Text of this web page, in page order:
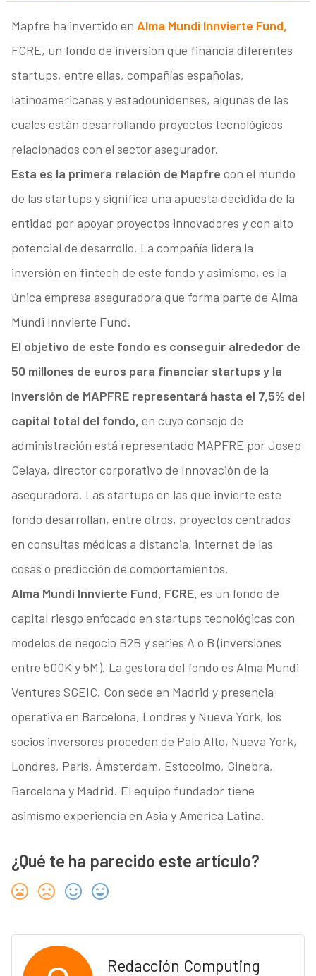
Mapfre ha invertido en Alma Mundi Innvierte Fund,
FCRE, un fondo de inversión que financia diferentes
startups, entre ellas, compañías españolas,
latinoamericanas y estadounidenses, algunas de las
cuales están desarrollando proyectos tecnológicos
relacionados con el sector asegurador.
Esta es la primera relación de Mapfre con el mundo
de las startups y significa una apuesta decidida de la
entidad por apoyar proyectos innovadores y con alto
potencial de desarrollo. La compañía lidera la
inversión en fintech de este fondo y asimismo, es la
única empresa aseguradora que forma parte de Alma
Mundi Innvierte Fund.
El objetivo de este fondo es conseguir alrededor de
50 millones de euros para financiar startups y la
inversión de MAPFRE representará hasta el 7,5% del
capital total del fondo, en cuyo consejo de
administración está representado MAPFRE por Josep
Celaya, director corporativo de Innovación de la
aseguradora. Las startups en las que invierte este
fondo desarrollan, entre otros, proyectos centrados
en consultas médicas a distancia, internet de las
cosas o predicción de comportamientos.
Alma Mundi Innvierte Fund, FCRE, es un fondo de
capital riesgo enfocado en startups tecnológicas con
modelos de negocio B2B y series A o B (inversiones
entre 500K y 5M). La gestora del fondo es Alma Mundi
Ventures SGEIC. Con sede en Madrid y presencia
operativa en Barcelona, Londres y Nueva York, los
socios inversores proceden de Palo Alto, Nueva York,
Londres, París, Ámsterdam, Estocolmo, Ginebra,
Barcelona y Madrid. El equipo fundador tiene
asimismo experiencia en Asia y América Latina.
¿Qué te ha parecido este artículo?
Redacción Computing